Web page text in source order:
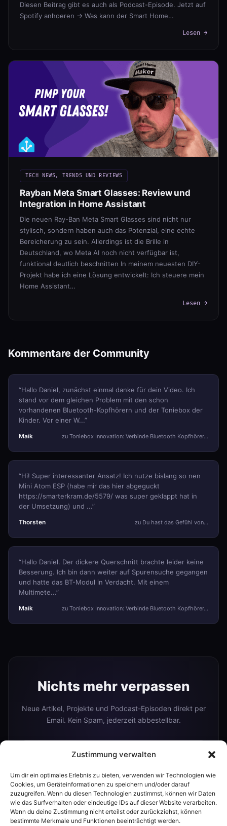
Zustimmung verwalten
Um dir ein optimales Erlebnis zu bieten, verwenden wir Technologien wie
Cookies, um Geräteinformationen zu speichern und/oder darauf
zuzugreifen. Wenn du diesen Technologien zustimmst, können wir Daten
wie das Surfverhalten oder eindeutige IDs auf dieser Website verarbeiten.
Wenn du deine Zustimmung nicht erteilst oder zurückziehst, können
bestimmte Merkmale und Funktionen beeinträchtigt werden.
Diesen Beitrag gibt es auch als Podcast-Episode. Jetzt auf
Spotify anhoeren → Was kann der Smart Home…
Lesen →
TECH NEWS, TRENDS UND REVIEWS
Rayban Meta Smart Glasses: Review und
Integration in Home Assistant
Die neuen Ray-Ban Meta Smart Glasses sind nicht nur
stylisch, sondern haben auch das Potenzial, eine echte
Bereicherung zu sein. Allerdings ist die Brille in
Deutschland, wo Meta AI noch nicht verfügbar ist,
funktional deutlich beschnitten In meinem neuesten DIY-
Projekt habe ich eine Lösung entwickelt: Ich steuere mein
Home Assistant…
Lesen →
Kommentare der Community
“Hallo Daniel, zunächst einmal danke für dein Video. Ich
stand vor dem gleichen Problem mit den schon
vorhandenen Bluetooth-Kopfhörern und der Toniebox der
Kinder. Vor einer W...”
Maik zu Toniebox Innovation: Verbinde Bluetooth Kopfhörer…
“Hi! Super interessanter Ansatz! Ich nutze bislang so nen
Mini Atom ESP (habe mir das hier abgeguckt
https://smarterkram.de/5579/ was super geklappt hat in
der Umsetzung) und ...”
Thorsten zu Du hast das Gefühl von…
“Hallo Daniel. Der dickere Querschnitt brachte leider keine
Besserung. Ich bin dann weiter auf Spurensuche gegangen
und hatte das BT-Modul in Verdacht. Mit einem
Multimete...”
Maik zu Toniebox Innovation: Verbinde Bluetooth Kopfhörer…
Nichts mehr verpassen
Neue Artikel, Projekte und Podcast-Episoden direkt per
Email. Kein Spam, jederzeit abbestellbar.
Abonnieren
Oder folge mir auf: